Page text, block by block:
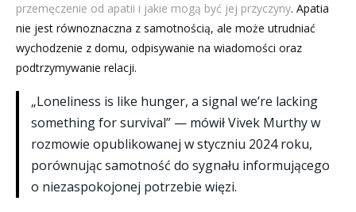
przemęczenie od apatii i jakie mogą być jej przyczyny. Apatia
nie jest równoznaczna z samotnością, ale może utrudniać
wychodzenie z domu, odpisywanie na wiadomości oraz
podtrzymywanie relacji.
„Loneliness is like hunger, a signal we’re lacking
something for survival” — mówił Vivek Murthy w
rozmowie opublikowanej w styczniu 2024 roku,
porównując samotność do sygnału informującego
o niezaspokojonej potrzebie więzi.